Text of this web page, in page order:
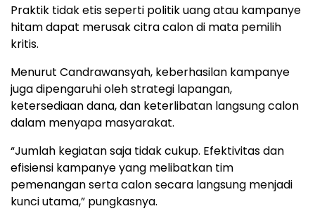
Praktik tidak etis seperti politik uang atau kampanye
hitam dapat merusak citra calon di mata pemilih
kritis.
Menurut Candrawansyah, keberhasilan kampanye
juga dipengaruhi oleh strategi lapangan,
ketersediaan dana, dan keterlibatan langsung calon
dalam menyapa masyarakat.
“Jumlah kegiatan saja tidak cukup. Efektivitas dan
efisiensi kampanye yang melibatkan tim
pemenangan serta calon secara langsung menjadi
kunci utama,” pungkasnya.